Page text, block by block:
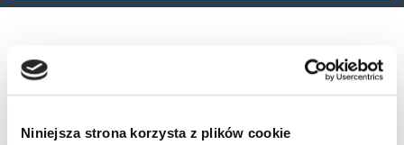
Niniejsza strona korzysta z plików cookie
BM310 karta